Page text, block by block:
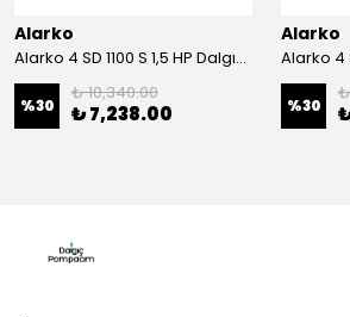
Alarko
Alarko 4 SD 1100 S 1,5 HP Dalgıç Motor
%30
₺ 10,340.00
₺ 7,238.00
Alarko
%30